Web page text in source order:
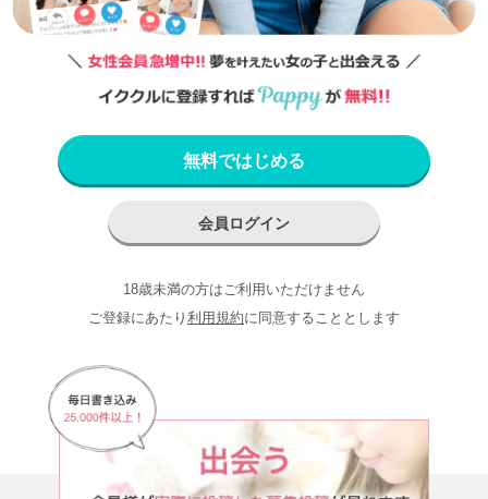
無料ではじめる
会員ログイン
18歳未満の方はご利用いただけません
ご登録にあたり 利用規約に同意することとします